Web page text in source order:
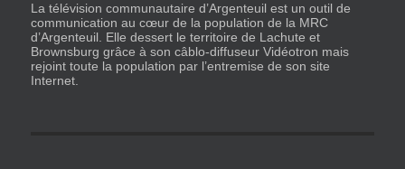
La télévision communautaire d’Argenteuil est un outil de
communication au cœur de la population de la MRC
d’Argenteuil. Elle dessert le territoire de Lachute et
Brownsburg grâce à son câblo-diffuseur Vidéotron mais
rejoint toute la population par l’entremise de son site
Internet.